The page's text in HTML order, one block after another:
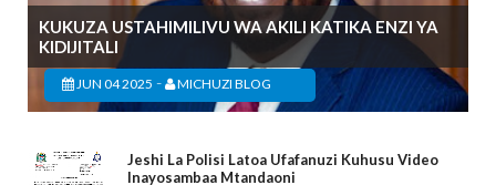
KUKUZA USTAHIMILIVU WA AKILI KATIKA ENZI YA
KIDIJITALI
JUN 04 2025 - MICHUZI BLOG
Jeshi La Polisi Latoa Ufafanuzi Kuhusu Video
Inayosambaa Mtandaoni